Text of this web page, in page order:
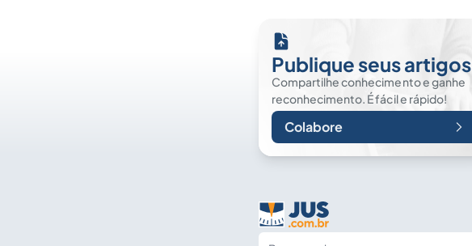
Publique seus artigos
Compartilhe conhecimento e ganhe
reconhecimento. É fácil e rápido!
Colabore